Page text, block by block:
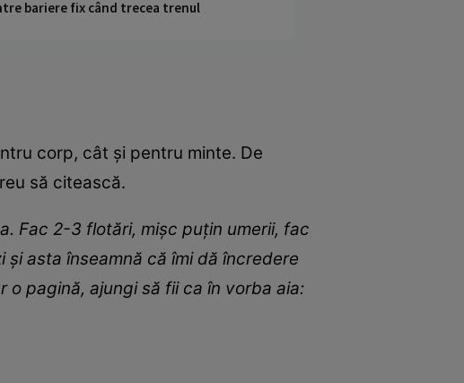
bariere fix când trecea trenul
corp, cât și pentru minte. De
să citească.
Fac 2-3 flotări, mișc puțin umerii, fac
asta înseamnă că îmi dă încredere
pagină, ajungi să fii ca în vorba aia: